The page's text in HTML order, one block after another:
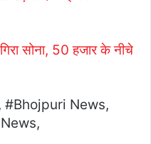
सोना, 50 हजार के नीचे
News,